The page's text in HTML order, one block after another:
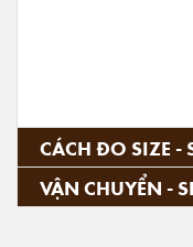
CÁCH ĐO SIZE -
VẬN CHUYỂN -